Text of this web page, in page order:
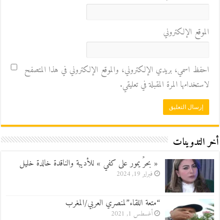
الموقع الإلكتروني
احفظ اسمي، بريدي الإلكتروني، والموقع الإلكتروني في هذا المتصفح
لاستخدامها المرة المقبلة في تعليقي.
أخر التدوينات
« بحرٌ يمور على كفي » للأديبة والناقدة خالدة خليل
فبراير 19, 2024
“متعة اللقاء”لمنصري العربي/المغرب
أغسطس 1, 2021